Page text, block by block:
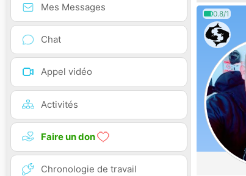
Mes Messages
Chat
Appel vidéo
Activités
Faire un don
Chronologie de travail
0.8/1